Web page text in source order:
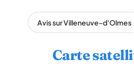
Avis sur Villeneuve-d'Olmes
Carte